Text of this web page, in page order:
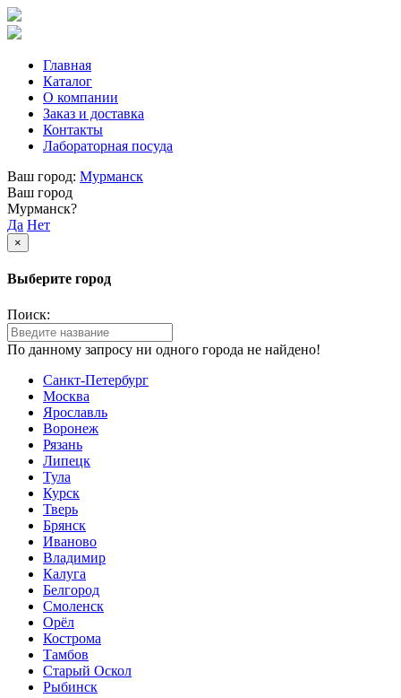
Главная
Каталог
О компании
Заказ и доставка
Контакты
Лабораторная посуда
Ваш город: Мурманск
Ваш город
Мурманск?
Да Нет
×
Выберите город
Поиск:
По данному запросу ни одного города не найдено!
Санкт-Петербург
Москва
Ярославль
Воронеж
Рязань
Липецк
Тула
Курск
Тверь
Брянск
Иваново
Владимир
Калуга
Белгород
Смоленск
Орёл
Кострома
Тамбов
Старый Оскол
Рыбинск